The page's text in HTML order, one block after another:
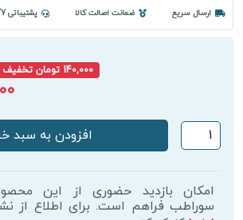
ارسال سریع ضمانت اصالت کالا پشتیباتی 24/7
140,000 تومان تخفیف
کوکتل
احیای
مزولایک
مدل
افزودن به سبد
امکان بازدید حضوری از این
سوراطب فراهم است. برای اطلاع از